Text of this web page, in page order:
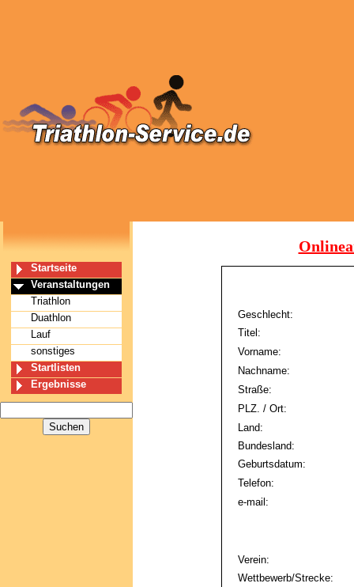
Startseite
Veranstaltungen
Triathlon
Duathlon
Lauf
sonstiges
Startlisten
Ergebnisse
Geschlecht:
Titel:
Vorname:
Nachname:
Straße:
PLZ. / Ort:
Land:
Bundesland:
Geburtsdatum:
Telefon:
e-mail:
Verein:
Wettbewerb/Strecke: